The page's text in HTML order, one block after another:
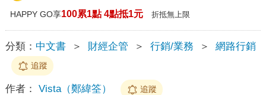
HAPPY GO享100累1點 4點抵1元 折抵無上限
分類： 中文書 ＞ 財經企管 ＞ 行銷/業務 ＞ 網路行銷
追蹤
作者： Vista（鄭緯筌） 追蹤